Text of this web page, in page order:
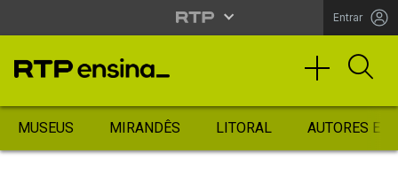
Entrar
MUSEUS MIRANDÊS LITORAL AUTORES